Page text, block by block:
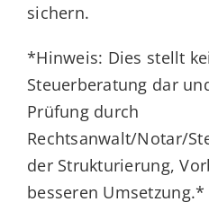
sichern.
*Hinweis: Dies stellt
Steuerberatung dar
Prüfung durch
Rechtsanwalt/Notar/
der Strukturierung,
besseren Umsetzung.*